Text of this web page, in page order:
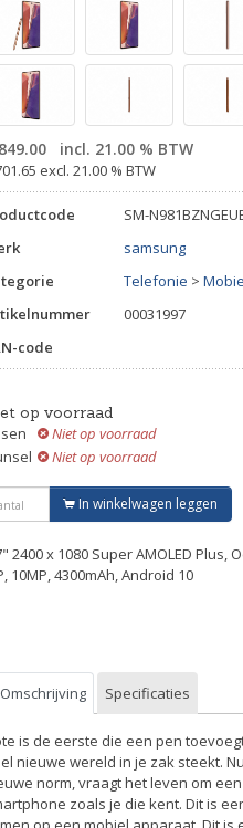
incl. 21.00 % BTW
excl. 21.00 % BTW
SM-
samsung
Telefonie >
00031997
code
op voorraad
Niet op voorraad
Niet op voorraad
In winkelwagen leggen
2400 x 1080 Super AMOLED Plus,
10MP, 4300mAh, Android 10
Omschrijving Specificaties
is de eerste die een pen
nieuwe wereld in je zak steekt.
norm, vraagt het leven om
zoals je die kent. Dit is